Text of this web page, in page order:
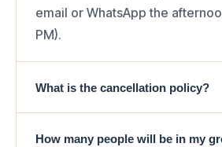
email or WhatsApp the
PM).
What is the cancellation policy?
How many people will be in my